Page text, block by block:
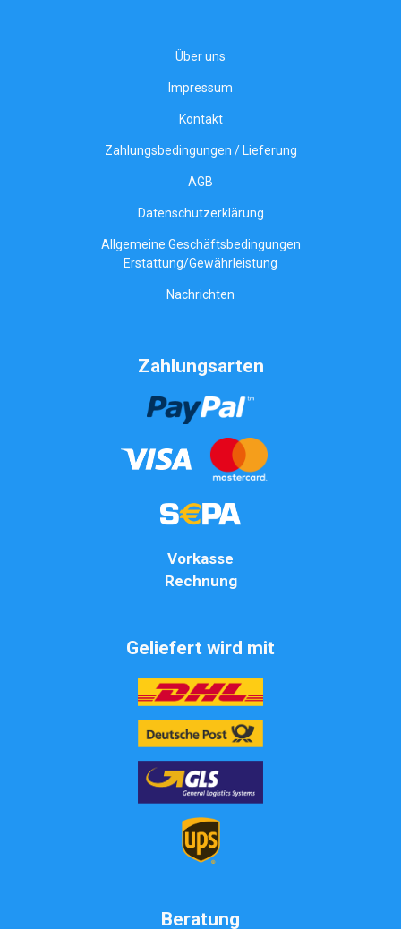
Über uns
Impressum
Kontakt
Zahlungsbedingungen / Lieferung
AGB
Datenschutzerklärung
Allgemeine Geschäftsbedingungen
Erstattung/Gewährleistung
Nachrichten
Zahlungsarten
Vorkasse
Rechnung
Geliefert wird mit
Beratung